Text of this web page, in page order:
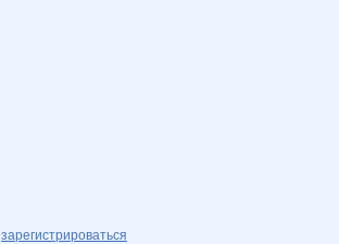
зарегистрироваться